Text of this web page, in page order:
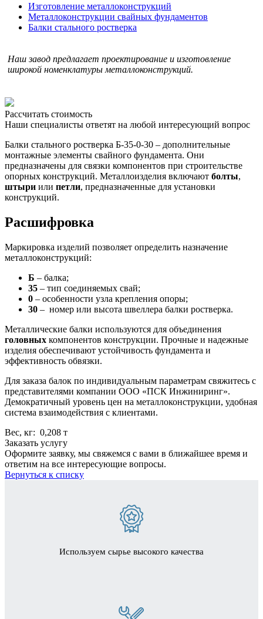
Изготовление металлоконструкций
Металлоконструкции свайных фундаментов
Балки стального ростверка
Наш завод предлагает проектирование и изготовление
широкой номенклатуры металлоконструкций.
Рассчитать стоимость
Наши специалисты ответят на любой интересующий вопрос
Балки стального ростверка Б-35-0-30 – дополнительные
монтажные элементы свайного фундамента. Они
предназначены для связки компонентов при строительстве
опорных конструкций. Металлоизделия включают болты,
штыри или петли, предназначенные для установки
конструкций.
Расшифровка
Маркировка изделий позволяет определить назначение
металлоконструкций:
Б – балка;
35 – тип соединяемых свай;
0 – особенности узла крепления опоры;
30 – номер или высота швеллера балки ростверка.
Металлические балки используются для объединения
головных компонентов конструкции. Прочные и надежные
изделия обеспечивают устойчивость фундамента и
эффективность обвязки.
Для заказа балок по индивидуальным параметрам свяжитесь с
представителями компании ООО «ПСК Инжиниринг».
Демократичный уровень цен на металлоконструкции, удобная
система взаимодействия с клиентами.
Вес, кг: 0,208 т
Заказать услугу
Оформите заявку, мы свяжемся с вами в ближайшее время и
ответим на все интересующие вопросы.
Вернуться к списку
Используем сырье высокого качества